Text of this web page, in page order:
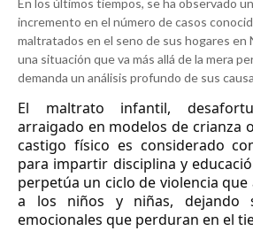
En los últimos tiempos, se ha observado
incremento en el número de casos
maltratados en el seno de sus hogares en
una situación que va más allá de la mera
demanda un análisis profundo de sus
El maltrato infantil,
arraigado en modelos de crianza
castigo físico es considerado
para impartir disciplina y
perpetúa un ciclo de violencia
a los niños y niñas, dejando
emocionales que perduran en el